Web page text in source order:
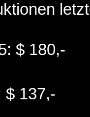
$ 180,-
$ 137,-